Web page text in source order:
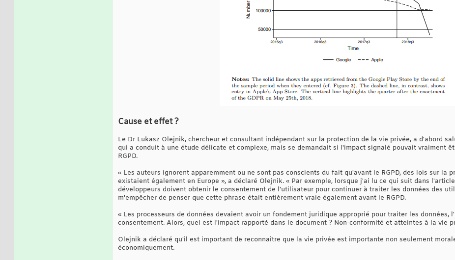
Cause et effet ?
Le Dr Lukasz Olejnik, chercheur et consultant indépendant sur la protection de la vie privée, a d'abord
qui a conduit à une étude délicate et complexe, mais se demandait si l'impact signalé pouvait vraiment
RGPD.
« Les auteurs ignorent apparemment ou ne sont pas conscients du fait qu'avant le RGPD, des lois sur la
existaient également en Europe », a déclaré Olejnik. « Par exemple, lorsque j'ai lu ce qui suit dans l'article
développeurs doivent obtenir le consentement de l'utilisateur pour continuer à traiter les données des
m'empêcher de penser que cette phrase était entièrement vraie également avant le RGPD.
« Les processeurs de données devaient avoir un fondement juridique approprié pour traiter les données,
consentement. Alors, quel est l'impact rapporté dans le document ? Non-conformité et atteintes à la vie
Olejnik a déclaré qu'il est important de reconnaître que la vie privée est importante non seulement
économiquement.